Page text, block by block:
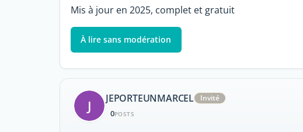
Mis à jour en 2025, complet et gratuit
À lire sans modération
J JEPORTEUNMARCEL Invité
0POSTS